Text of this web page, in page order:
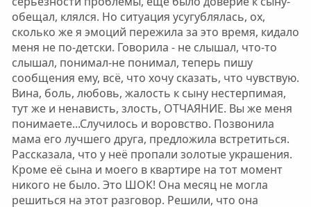
обещал, клялся. Но ситуация усугублялась, ох,
сколько же я эмоций пережила за это время, кидало
меня не по-детски. Говорила - не слышал, что-то
слышал, понимал-не понимал, теперь пишу
сообщения ему, всё, что хочу сказать, что чувствую.
Вина, боль, любовь, жалость к сыну нестерпимая,
тут же и ненависть, злость, ОТЧАЯНИЕ. Вы же меня
понимаете...Случилось и воровство. Позвонила
мама его лучшего друга, предложила встретиться.
Рассказала, что у неё пропали золотые украшения.
Кроме её сына и моего в квартире на тот момент
никого не было. Это ШОК! Она месяц не могла
решиться на этот разговор. Решили, что она